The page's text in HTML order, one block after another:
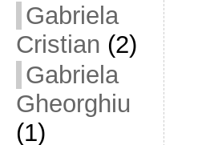
Gabriela
Cristian (2)
Gabriela
Gheorghiu
(1)